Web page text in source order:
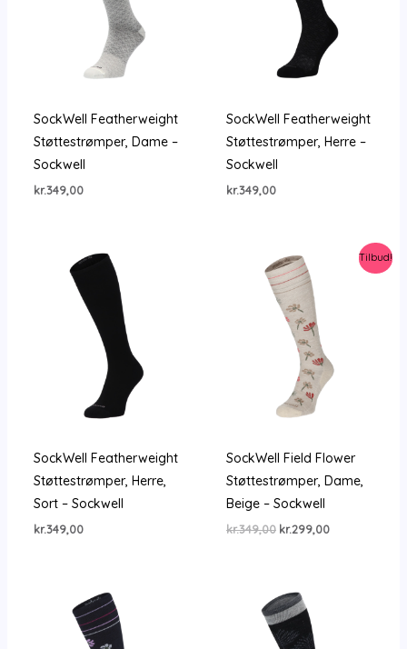
SockWell Featherweight
Støttestrømper, Dame –
Sockwell
kr.349,00
SockWell Featherweight
Støttestrømper, Herre –
Sockwell
kr.349,00
SockWell Featherweight
Støttestrømper, Herre,
Sort – Sockwell
kr.349,00
Tilbud!
SockWell Field Flower
Støttestrømper, Dame,
Beige – Sockwell
kr.349,00 Den
kr.299,00Den